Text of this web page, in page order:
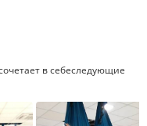
в себеследующие